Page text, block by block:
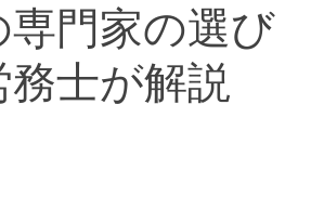
専門家の選び
士が解説